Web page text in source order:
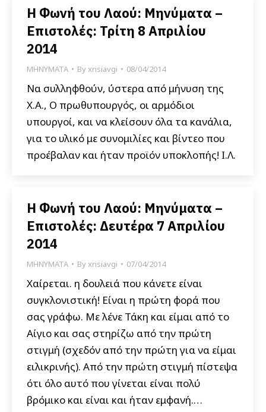
Η Φωνή του Λαού: Μηνύματα –
Επιστολές: Τρίτη 8 Απριλίου
2014
ΜΗΝΥΜΑΤΑ Byxrisiavgi 08/04/2014
Να συλληφθούν, ύστερα από μήνυση της
Χ.Α., Ο πρωθυπουργός, οι αρμόδιοι
υπουργοί, και να κλείσουν όλα τα κανάλια,
για το υλικό με συνομιλίες και βίντεο που
προέβαλαν και ήταν προϊόν υποκλοπής! Ι.Λ.
Η Φωνή του Λαού: Μηνύματα –
Επιστολές: Δευτέρα 7 Απριλίου
2014
ΜΗΝΥΜΑΤΑ Byxrisiavgi 07/04/2014
Χαίρεται. η δουλειά που κάνετε είναι
συγκλονιστική! Είναι η πρώτη φορά που
σας γράφω. Με λένε Τάκη και είμαι από το
Αίγιο και σας στηρίζω από την πρώτη
στιγμή (σχεδόν από την πρώτη για να είμαι
ειλικρινής). Από την πρώτη στιγμή πίστεψα
ότι όλο αυτό που γίνεται είναι πολύ
βρόμικο και είναι και ήταν εμφανή.…